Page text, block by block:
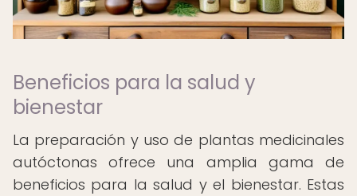
Beneficios para la salud y
bienestar
La preparación y uso de plantas medicinales
autóctonas ofrece una amplia gama de
beneficios para la salud y el bienestar. Estas